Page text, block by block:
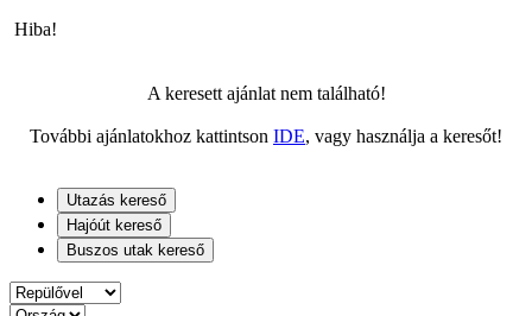
Hiba!
A keresett ajánlat nem található!
További ajánlatokhoz kattintson IDE, vagy használja a keresőt!
Utazás kereső
Hajóút kereső
Buszos utak kereső